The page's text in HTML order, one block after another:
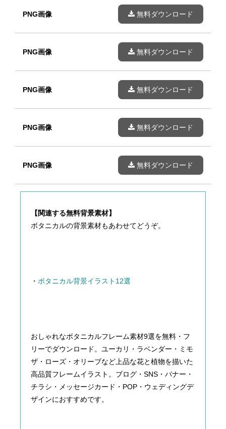
PNG画像 無料ダウンロード
PNG画像 無料ダウンロード
PNG画像 無料ダウンロード
PNG画像 無料ダウンロード
PNG画像 無料ダウンロード
【関連する無料背景素材】
ボタニカルの背景素材もあわせてどうぞ。
・ ボタニカル背景イラスト12選
おしゃれなボタニカルフレーム素材9選を無料・フ
リーでダウンロード。ユーカリ・ラベンダー・ミモ
ザ・ローズ・オリーブなど上品な花と植物を描いた
高品質フレームイラスト。ブログ・SNS・バナー・
チラシ・メッセージカード・POP・ウェディングデ
ザインにおすすめです。